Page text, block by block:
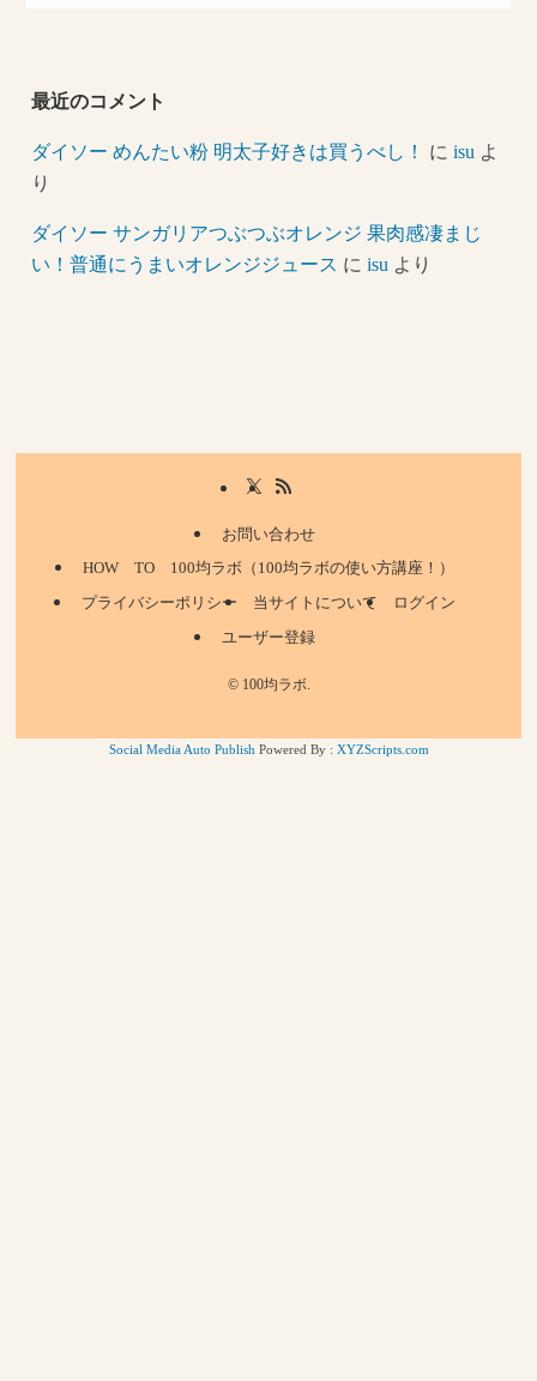
最近のコメント
ダイソー めんたい粉 明太子好きは買うべし！ にisu よ
り
ダイソー サンガリアつぶつぶオレンジ 果肉感凄まじ
い！普通にうまいオレンジジュース にisu より
お問い合わせ
HOW TO 100均ラボ（100均ラボの使い方講座！）
プライバシーポリシー
当サイトについて
ログイン
ユーザー登録
©100均ラボ.
Social Media Auto Publish Powered By : XYZScripts.com